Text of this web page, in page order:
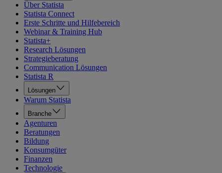
Über Statista
Statista Connect
Erste Schritte und Hilfebereich
Webinar & Training Hub
Statista+
Research Lösungen
Strategieberatung
Communication Lösungen
Statista R
Lösungen
Warum Statista
Branche
Agenturen
Beratungen
Bildung
Konsumgüter
Finanzen
Technologie